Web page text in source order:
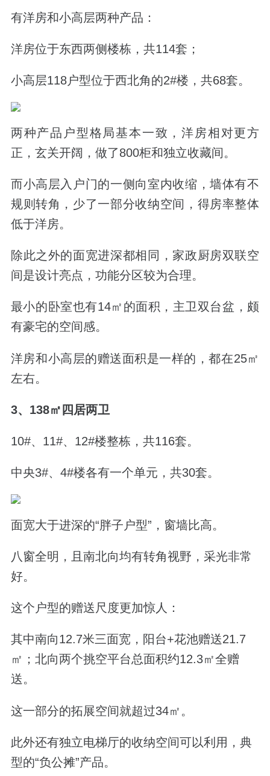
有洋房和小高层两种产品：
洋房位于东西两侧楼栋，共114套；
小高层118户型位于西北角的2#楼，共68套。
两种产品户型格局基本一致，洋房相对更方
正，玄关开阔，做了800柜和独立收藏间。
而小高层入户门的一侧向室内收缩，墙体有不
规则转角，少了一部分收纳空间，得房率整体
低于洋房。
除此之外的面宽进深都相同，家政厨房双联空
间是设计亮点，功能分区较为合理。
最小的卧室也有14㎡的面积， 主卫双台盆，颇
有豪宅的空间感。
洋房和小高层的赠送面积是一样的，都在25㎡
左右。
3、138㎡四居两卫
10#、11#、12#楼整栋，共116套。
中央3#、4#楼各有一个单元，共30套。
面宽大于进深的“胖子户型”，窗墙比高。
八窗全明，且南北向均有转角视野， 采光非常
好。
这个户型的赠送尺度更加惊人：
其中南向12.7米三面宽，阳台+花池赠送21.7
㎡；北向两个挑空平台总面积约12.3㎡全赠
送。
这一部分的拓展空间就超过34㎡。
此外还有独立电梯厅的收纳空间可以利用，典
型的“负公摊”产品。